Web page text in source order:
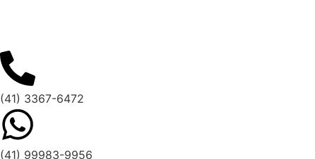
(41) 3367-6472
(41) 99983-9956